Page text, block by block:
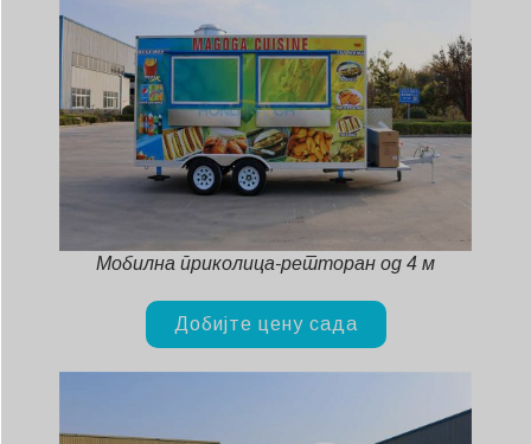
Мобилна приколица-ресторан од 4 м
Добијте цену сада